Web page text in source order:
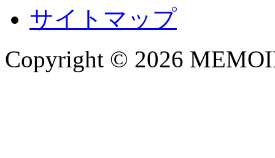
サイトマップ
Copyright © 2026